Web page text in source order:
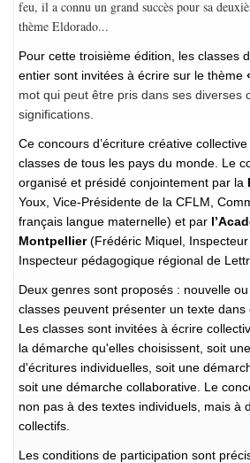
feu, il a connu un grand succès pour sa
thème Eldorado...
Pour cette troisième édition, les classes
entier sont invitées à écrire sur le thème
mot qui peut être pris dans ses diverses
significations.
Ce concours d’écriture créative
classes de tous les pays du monde. Le
organisé et présidé conjointement par la
Youx, Vice-Présidente de la CFLM,
français langue maternelle) et par
Montpellier(Frédéric Miquel, Inspecteur
Inspecteur pédagogique régional de
Deux genres sont proposés : nouvelle
classes peuvent présenter un texte dans
Les classes sont invitées à écrire
la démarche qu'elles choisissent, soit
d'écritures individuelles, soit une
soit une démarche collaborative. Le
non pas à des textes individuels, mais à
collectifs.
Les conditions de participation sont